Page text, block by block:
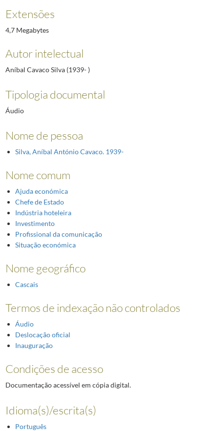
Extensões
4,7 Megabytes
Autor intelectual
Aníbal Cavaco Silva (1939- )
Tipologia documental
Áudio
Nome de pessoa
Silva, Aníbal António Cavaco. 1939-
Nome comum
Ajuda económica
Chefe de Estado
Indústria hoteleira
Investimento
Profissional da comunicação
Situação económica
Nome geográfico
Cascais
Termos de indexação não controlados
Áudio
Deslocação oficial
Inauguração
Condições de acesso
Documentação acessível em cópia digital.
Idioma(s)/escrita(s)
Português